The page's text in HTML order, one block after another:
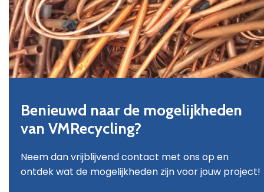
Benieuwd naar de mogelijkheden
van VMRecycling?
Neem dan vrijblijvend contact met ons op en
ontdek wat de mogelijkheden zijn voor jouw project!